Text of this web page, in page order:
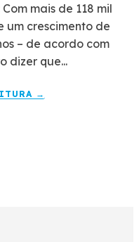
mais de 118 mil
um crescimento de
– de acordo com
dizer que...
→